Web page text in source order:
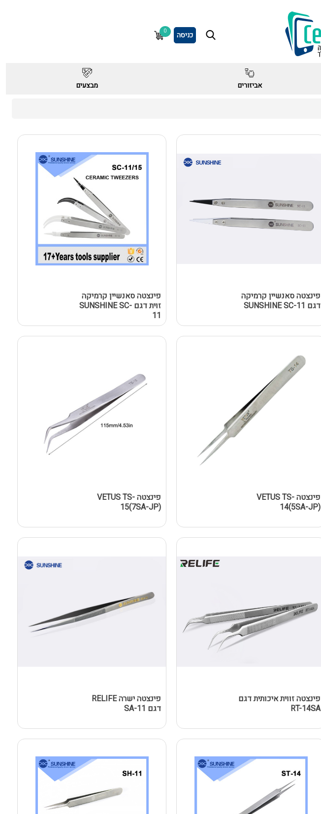
כניסה 0
אביזורים מבצעים
פינצטה סאנשיין קרמיקה
דגם SUNSHINE SC-11
פינצטה סאנשיין קרמיקה
זוית דגם SUNSHINE SC-
11
פינצטה VETUS TS-
14(5SA-JP)
פינצטה VETUS TS-
15(7SA-JP)
פינצטה זווית איכותית דגם
RT-14SA
פינצטה ישרה RELIFE
דגם SA-11